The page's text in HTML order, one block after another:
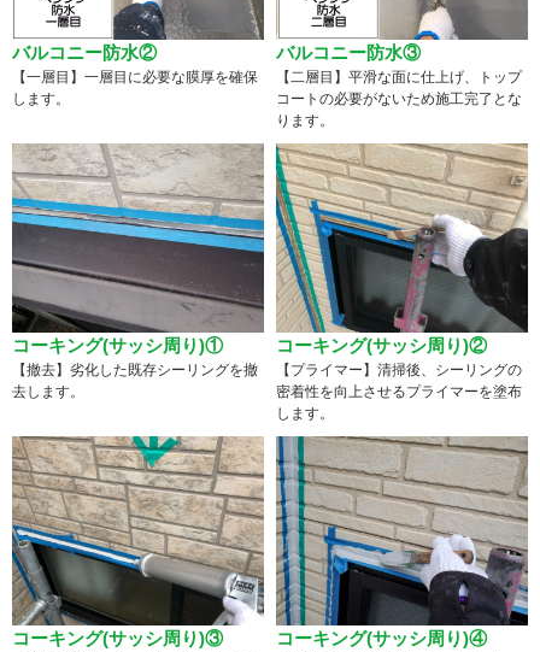
バルコニー防水②
【一層目】一層目に必要な膜厚を確保
します。
バルコニー防水③
【二層目】平滑な面に仕上げ、トップ
コートの必要がないため施工完了とな
ります。
コーキング(サッシ周り)①
【撤去】劣化した既存シーリングを撤
去します。
コーキング(サッシ周り)②
【プライマー】清掃後、シーリングの
密着性を向上させるプライマーを塗布
します。
コーキング(サッシ周り)③ コーキング(サッシ周り)④